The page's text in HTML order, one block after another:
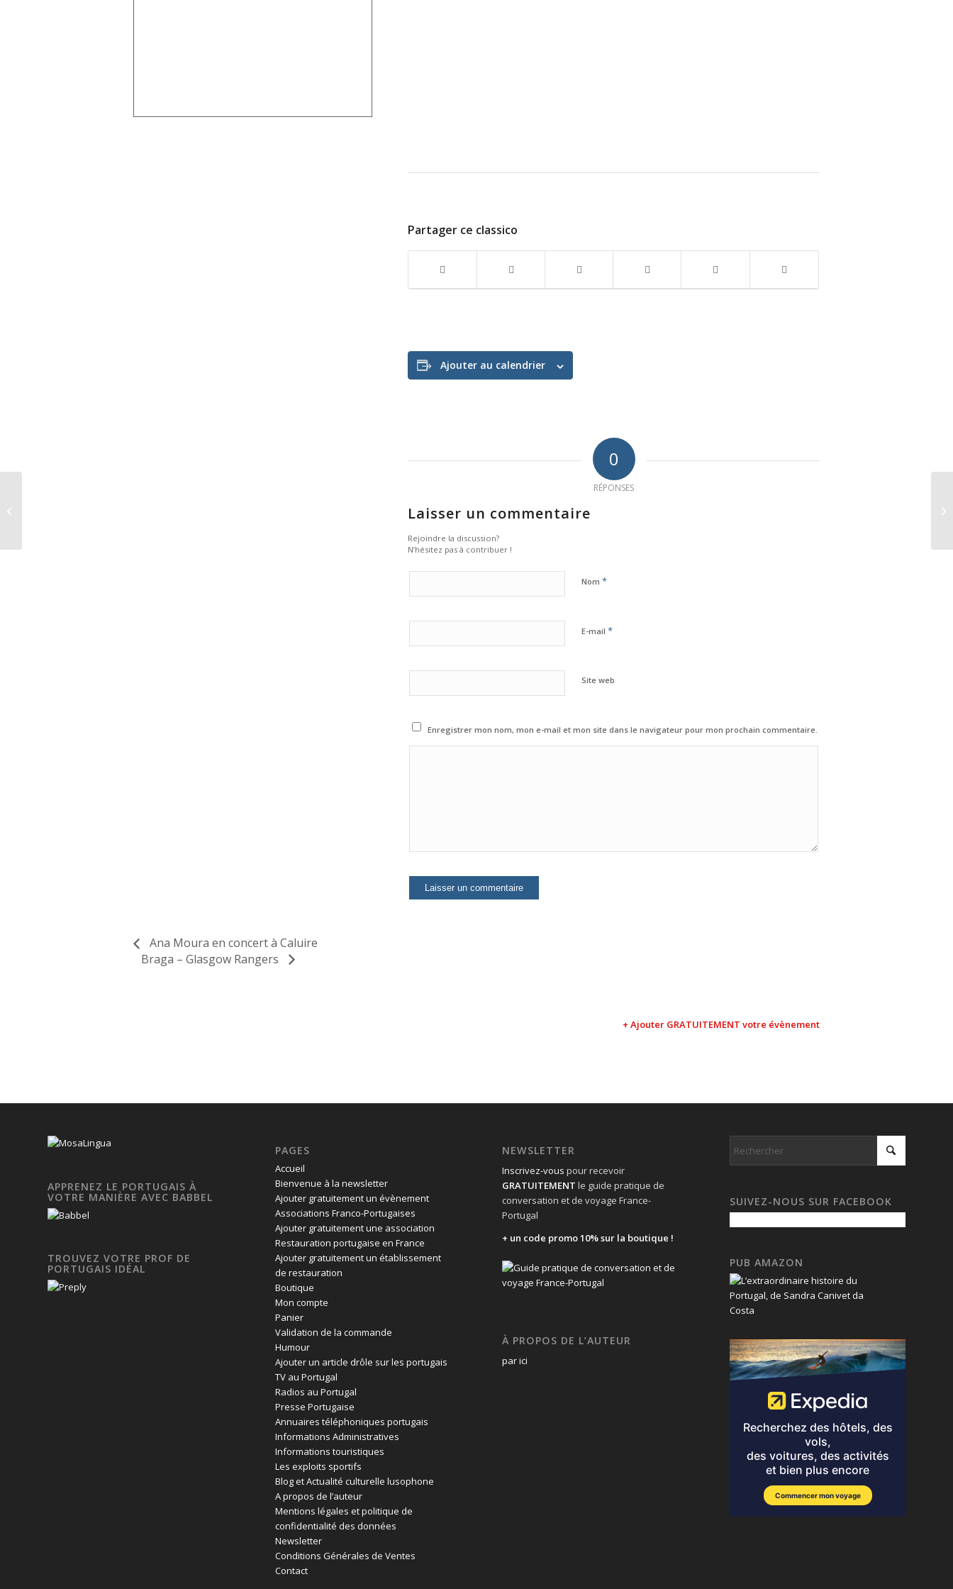
Partager ce classico
Ajouter au calendrier
0
RÉPONSES
Laisser un commentaire
Rejoindre la discussion?
N’hésitez pas à contribuer !
Nom*
E-mail*
Site web
Enregistrer mon nom, mon e-mail et mon site dans le navigateur pour mon prochain commentaire.
Ana Moura en concert à Caluire
Braga – Glasgow Rangers
+ Ajouter GRATUITEMENT votre évènement
APPRENEZ LE PORTUGAIS À
VOTRE MANIÈRE AVEC BABBEL
TROUVEZ VOTRE PROF DE
PORTUGAIS IDÉAL
PAGES
Accueil
Bienvenue à la newsletter
Ajouter gratuitement un évènement
Associations Franco-Portugaises
Ajouter gratuitement une association
Restauration portugaise en France
Ajouter gratuitement un établissement
de restauration
Boutique
Mon compte
Panier
Validation de la commande
Humour
Ajouter un article drôle sur les portugais
TV au Portugal
Radios au Portugal
Presse Portugaise
Annuaires téléphoniques portugais
Informations Administratives
Informations touristiques
Les exploits sportifs
Blog et Actualité culturelle lusophone
A propos de l’auteur
Mentions légales et politique de
confidentialité des données
Newsletter
Conditions Générales de Ventes
Contact
NEWSLETTER
Inscrivez-vous pour recevoir
GRATUITEMENT le guide pratique de
conversation et de voyage France-
Portugal
+ un code promo 10% sur la boutique !
À PROPOS DE L’AUTEUR
par ici
SUIVEZ-NOUS SUR FACEBOOK
PUB AMAZON